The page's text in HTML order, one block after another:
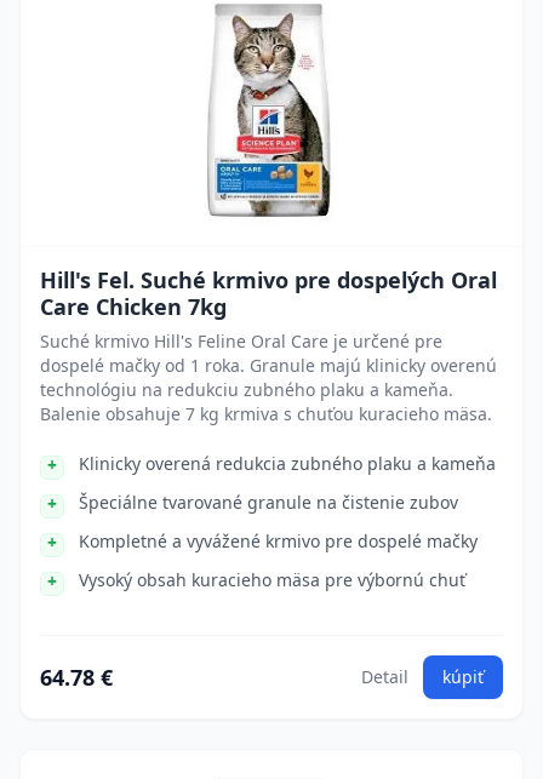
Hill's Fel. Suché krmivo pre dospelých Oral
Care Chicken 7kg
Suché krmivo Hill's Feline Oral Care je určené pre
dospelé mačky od 1 roka. Granule majú klinicky overenú
technológiu na redukciu zubného plaku a kameňa.
Balenie obsahuje 7 kg krmiva s chuťou kuracieho mäsa.
Klinicky overená redukcia zubného plaku a kameňa
Špeciálne tvarované granule na čistenie zubov
Kompletné a vyvážené krmivo pre dospelé mačky
Vysoký obsah kuracieho mäsa pre výbornú chuť
64.78 € Detail kúpiť